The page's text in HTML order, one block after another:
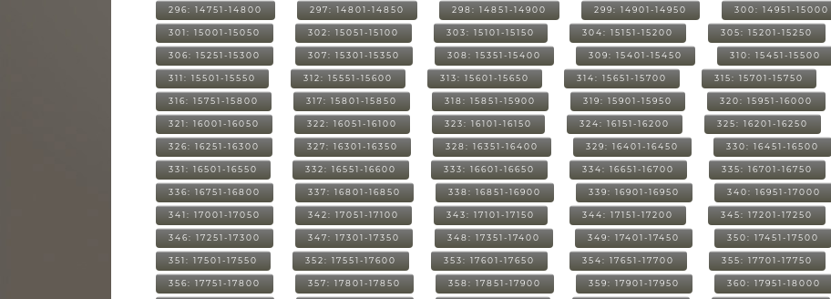
296: 14751-14800 297: 14801-14850 298: 14851-14900 299: 14901-14950 300: 14951-15000
301: 15001-15050 302: 15051-15100 303: 15101-15150 304: 15151-15200 305: 15201-15250
306: 15251-15300 307: 15301-15350 308: 15351-15400 309: 15401-15450 310: 15451-15500
311: 15501-15550 312: 15551-15600 313: 15601-15650 314: 15651-15700 315: 15701-15750
316: 15751-15800 317: 15801-15850 318: 15851-15900 319: 15901-15950 320: 15951-16000
321: 16001-16050 322: 16051-16100 323: 16101-16150 324: 16151-16200 325: 16201-16250
326: 16251-16300 327: 16301-16350 328: 16351-16400 329: 16401-16450 330: 16451-16500
331: 16501-16550 332: 16551-16600 333: 16601-16650 334: 16651-16700 335: 16701-16750
336: 16751-16800 337: 16801-16850 338: 16851-16900 339: 16901-16950 340: 16951-17000
341: 17001-17050 342: 17051-17100 343: 17101-17150 344: 17151-17200 345: 17201-17250
346: 17251-17300 347: 17301-17350 348: 17351-17400 349: 17401-17450 350: 17451-17500
351: 17501-17550 352: 17551-17600 353: 17601-17650 354: 17651-17700 355: 17701-17750
356: 17751-17800 357: 17801-17850 358: 17851-17900 359: 17901-17950 360: 17951-18000